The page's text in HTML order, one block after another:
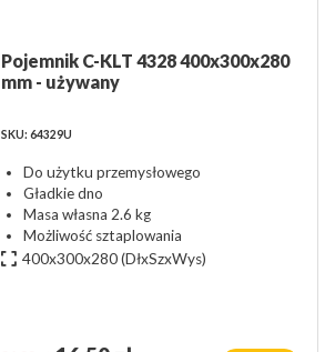
Pojemnik C-KLT 4328 400x300x280
mm - używany
SKU: 64329U
Do użytku przemysłowego
Gładkie dno
Masa własna 2.6 kg
Możliwość sztaplowania
400x300x280(DłxSzxWys)